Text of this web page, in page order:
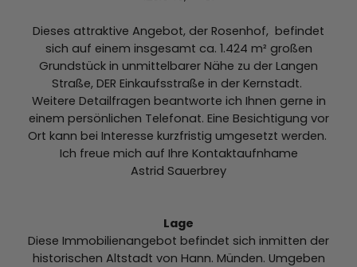
Dieses attraktive Angebot, der Rosenhof, befindet
sich auf einem insgesamt ca. 1.424 m² großen
Grundstück in unmittelbarer Nähe zu der Langen
Straße, DER Einkaufsstraße in der Kernstadt.
Weitere Detailfragen beantworte ich Ihnen gerne in
einem persönlichen Telefonat. Eine Besichtigung vor
Ort kann bei Interesse kurzfristig umgesetzt werden.
Ich freue mich auf Ihre Kontaktaufnhame
Astrid Sauerbrey
Lage
Diese Immobilienangebot befindet sich inmitten der
historischen Altstadt von Hann. Münden. Umgeben